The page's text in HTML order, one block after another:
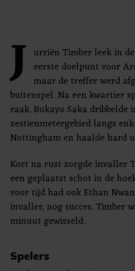
J urriën Timber leek in
eerste doelpunt voor
maar de treffer werd
buitenspel. Na een kwartier
raak. Bukayo Saka dribbelde
zestienmetergebied langs
Nottingham en haalde hard
Kort na rust zorgde invaller
een geplaatst schot in de
voor tijd had ook Ethan
invaller, nog succes. Timber
minuut gewisseld.
Spelers